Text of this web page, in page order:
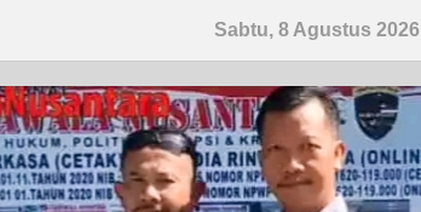
Sabtu, 8 Agustus 2026